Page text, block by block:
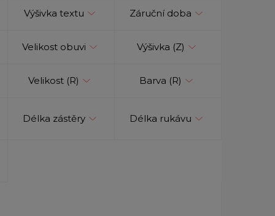
Výšivka textu Záruční doba
Velikost obuvi Výšivka (Z)
Velikost (R) Barva (R)
Délka zástěry Délka rukávu